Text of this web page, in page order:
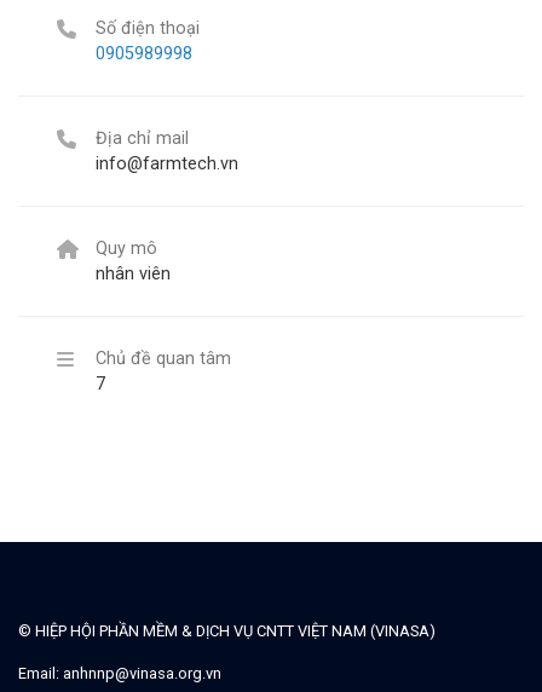
Số điện thoại
0905989998
Địa chỉ mail
info@farmtech.vn
Quy mô
nhân viên
Chủ đề quan tâm
7
© HIỆP HỘI PHẦN MỀM & DỊCH VỤ CNTT VIỆT NAM (VINASA)
Email: anhnnp@vinasa.org.vn